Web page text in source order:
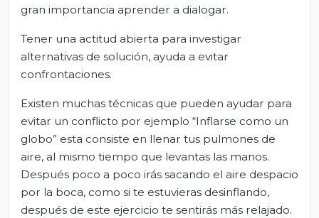
gran importancia aprender a dialogar.
Tener una actitud abierta para investigar
alternativas de solución, ayuda a evitar
confrontaciones.
Existen muchas técnicas que pueden ayudar para
evitar un conflicto por ejemplo “Inflarse como un
globo” esta consiste en llenar tus pulmones de
aire, al mismo tiempo que levantas las manos.
Después poco a poco irás sacando el aire despacio
por la boca, como si te estuvieras desinflando,
después de este ejercicio te sentirás más relajado.